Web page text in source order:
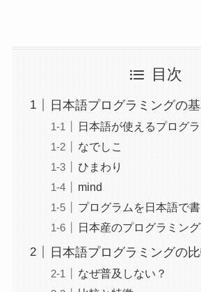
目次
日本語プログラミングの
日本語が使えるプログ
なでしこ
ひまわり
mind
プログラムを日本語で
日本産のプログラミン
日本語プログラミングの
なぜ普及しない？